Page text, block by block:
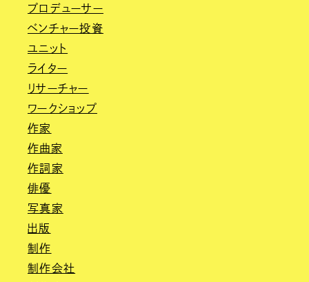
プロデューサー
ベンチャー投資
ユニット
ライター
リサーチャー
ワークショップ
作家
作曲家
作詞家
俳優
写真家
出版
制作
制作会社